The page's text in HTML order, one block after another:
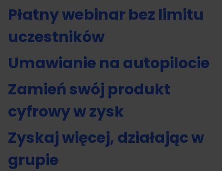
Płatny webinar bez limitu
uczestników
Umawianie na autopilocie
Zamień swój produkt
cyfrowy w zysk
Zyskaj więcej, działając w
grupie